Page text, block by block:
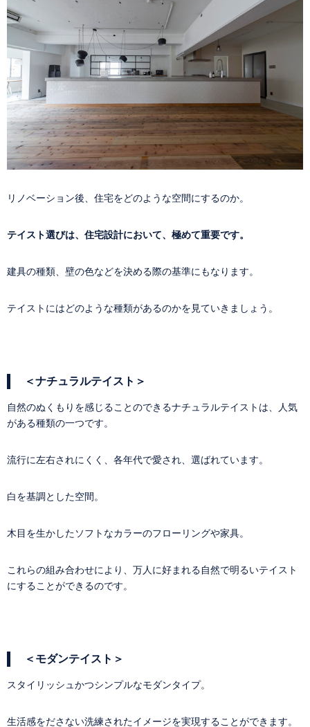
リノベーション後、住宅をどのような空間にするのか。
テイスト選びは、住宅設計において、極めて重要です。
建具の種類、壁の色などを決める際の基準にもなります。
テイストにはどのような種類があるのかを見ていきましょう。
＜ナチュラルテイスト＞
自然のぬくもりを感じることのできるナチュラルテイストは、人気
がある種類の一つです。
流行に左右されにくく、各年代で愛され、選ばれています。
白を基調とした空間。
木目を生かしたソフトなカラーのフローリングや家具。
これらの組み合わせにより、万人に好まれる自然で明るいテイスト
にすることができるのです。
＜モダンテイスト＞
スタイリッシュかつシンプルなモダンタイプ。
生活感をださない洗練されたイメージを実現することができます。